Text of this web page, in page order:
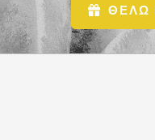
ΘΕΛΩ